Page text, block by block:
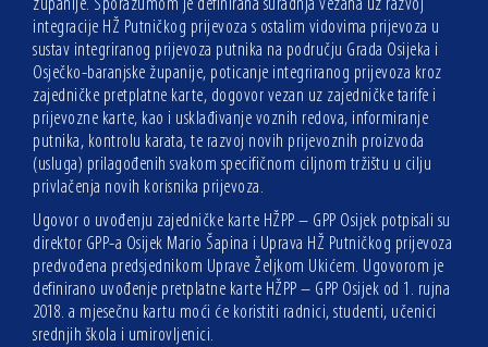
županije. Sporazumom je definirana suradnja vezana uz razvoj
integracije HŽ Putničkog prijevoza s ostalim vidovima prijevoza u
sustav integriranog prijevoza putnika na području Grada Osijeka i
Osječko-baranjske županije, poticanje integriranog prijevoza kroz
zajedničke pretplatne karte, dogovor vezan uz zajedničke tarife i
prijevozne karte, kao i usklađivanje voznih redova, informiranje
putnika, kontrolu karata, te razvoj novih prijevoznih proizvoda
(usluga) prilagođenih svakom specifičnom ciljnom tržištu u cilju
privlačenja novih korisnika prijevoza.
Ugovor o uvođenju zajedničke karte HŽPP – GPP Osijek potpisali su
direktor GPP-a Osijek Mario Šapina i Uprava HŽ Putničkog prijevoza
predvođena predsjednikom Uprave Željkom Ukićem. Ugovorom je
definirano uvođenje pretplatne karte HŽPP – GPP Osijek od 1. rujna
2018. a mjesečnu kartu moći će koristiti radnici, studenti, učenici
srednjih škola i umirovljenici.